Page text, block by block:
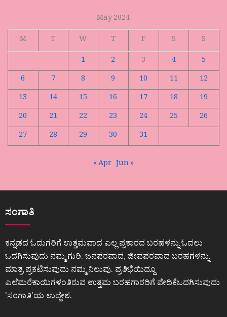
May 2024
M
T W T F S
S
1
2 3 4
5
6
7 8 9 10 11
12
13
14 15 16 17 18
19
20
21 22 23 24 25
26
27
28 29 30 31
« Apr Jun »
ಸಂಗಾತಿ
ಕನ್ನಡದ ಓದುಗರಿಗೆ ಉತ್ತಮವಾದ ಎಲ್ಲ ಪ್ರಕಾರದ ಬರಹಳನ್ನು ಓದಲು
ಒದಗಿಸುವುದು ನಮ್ಮ ಗುರಿ. ಜನಪರವಾದ, ಜೀವಪರವಾದ ಬರಹಗಳನ್ನು
ಮಾತ್ರ ಪ್ರಕಟಿಸುವುದು ನಮ್ಮ ನಿಲುವು. ಪ್ರತಿಭೆಯಿದ್ದೂ
ಎಲೆಮರೆಕಾಯಿಗಳಂತಿರುವ ಉತ್ತಮ ಬರಹಗಾರರಿಗೆ ವೇದಿಕೆಒದಗಿಸುವುದು
ʼಸಂಗಾತಿʼಯ ಉದ್ದೇಶ.